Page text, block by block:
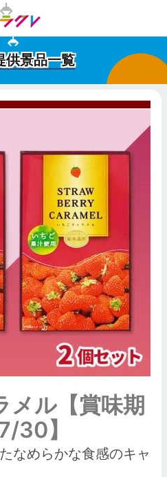
供景品一覧
メル【賞味期
30】
なめらかな食感のキャ